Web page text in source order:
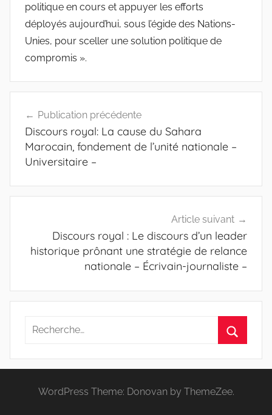
politique en cours et appuyer les efforts
déployés aujourd’hui, sous l’égide des Nations-
Unies, pour sceller une solution politique de
compromis ».
de
l’article
Publication précédente
Discours royal: La cause du Sahara
Marocain, fondement de l’unité nationale –
Universitaire –
Article suivant
Discours royal : Le discours d’un leader
historique prônant une stratégie de relance
nationale – Écrivain-journaliste –
Recherche
:
WordPress Theme: Donovan by ThemeZee.